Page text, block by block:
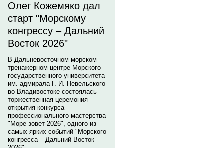
Олег Кожемяко дал
старт "Морскому
конгрессу – Дальний
Восток 2026"
В Дальневосточном морском
тренажерном центре Морского
государственного университета
им. адмирала Г. И. Невельского
во Владивостоке состоялась
торжественная церемония
открытия конкурса
профессионального мастерства
"Море зовет 2026", одного из
самых ярких событий "Морского
конгресса – Дальний Восток